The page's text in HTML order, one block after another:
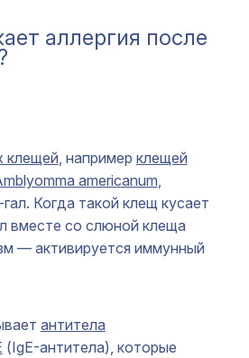
аллергия после
клещей, например клещей
americanum,
Когда такой клещ кусает
вместе со слюной клеща
— активируется иммунный
антитела
(IgE-антитела), которые